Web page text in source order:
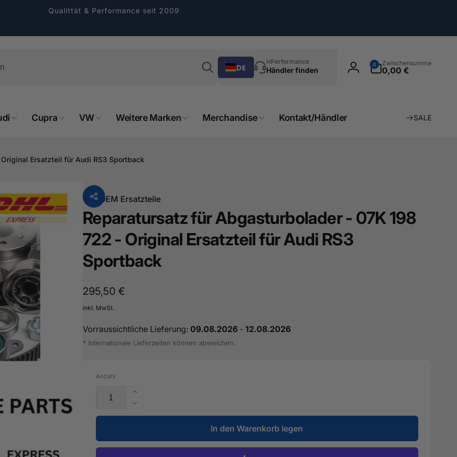
Qualittät & Performance seit 2009
Suchen
DE
HPerformance
Händler finden Einloggen
0
Artikel
Zwischensumme
0,00 €
Cupra VW Weitere Marken Merchandise Kontakt/Händler SALE
Ersatzteil für Audi RS3 Sportback
VonOEM Ersatzteile
Reparatursatz für Abgasturbolader - 07K 198
722 - Original Ersatzteil für Audi RS3
Sportback
Normaler
Preis
295,50 €
inkl. MwSt.
Vorraussichtliche Lieferung: 09.08.2026- 12.08.2026
* Internationale Lieferzeiten können abweichen.
Anzahl
Erhöhe
die
Menge
Reparatursatz
für
Verringere
die
für
Reparatursatz
In den Warenkorb legen
Straße 8